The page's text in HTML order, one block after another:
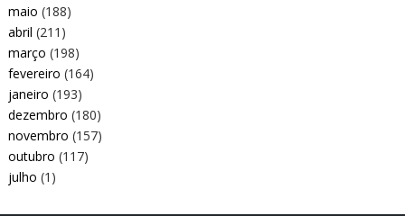
maio (188)
abril (211)
março (198)
fevereiro (164)
janeiro (193)
dezembro (180)
novembro (157)
outubro (117)
julho (1)